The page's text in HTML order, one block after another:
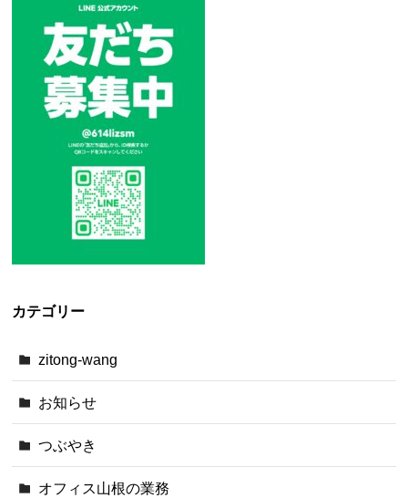
カテゴリー
zitong-wang
お知らせ
つぶやき
オフィス山根の業務